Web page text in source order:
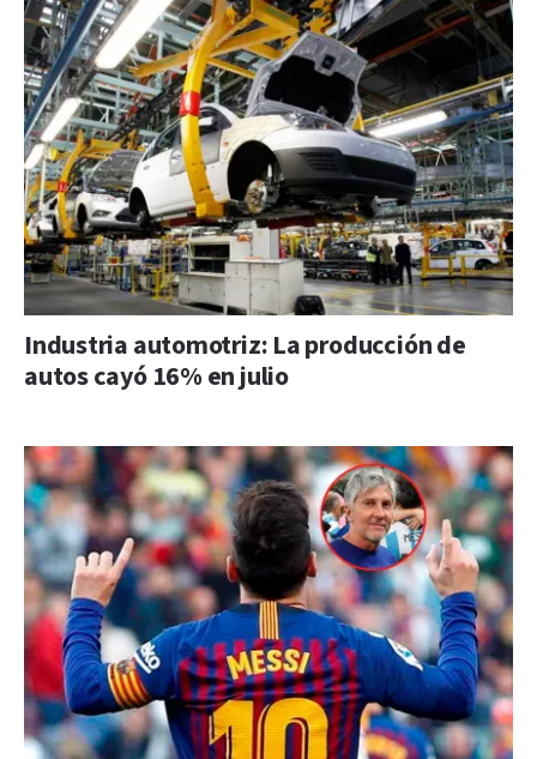
Industria automotriz: La producción de
autos cayó 16% en julio